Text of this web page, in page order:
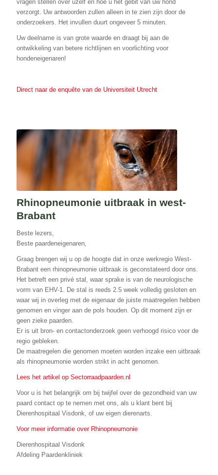
vragen stellen over uzelf en hoe u het gebit van uw hond
verzorgt. Uw antwoorden zullen alleen in te zien zijn door de
onderzoekers. Het invullen duurt ongeveer 5 minuten.
Uw deelname is van grote waarde en draagt bij aan de
ontwikkeling van betere richtlijnen en voorlichting voor
hondeneigenaren!
Direct naar de enquête van de Universiteit Utrecht
Rhinopneumonie uitbraak in west-
Brabant
Beste lezers,
Beste paardeneigenaren,
Graag brengen wij u op de hoogte dat in onze werkregio West-
Brabant een rhinopneumonie uitbraak is geconstateerd door ons.
Het betreft een privé stal, waar sprake is van de neurologische
vorm van EHV-1. De stal is reeds 2.5 week volledig gesloten en
waar wij in overleg met de eigenaar de juiste maatregelen hebben
genomen en vinger aan de pols houden. Op dit moment zijn er
geen zieke paarden.
Er is uit bron- en contactonderzoek geen verhoogd risico voor de
regio gebleken.
De maatregelen die genomen moeten worden inzake een uitbraak
als rhinopneumonie worden strikt in acht genomen.
Lees het artikel op Sectorraadpaarden.nl
Voor u is het belangrijk om bij twijfel over de gezondheid van uw
paard contact op te nemen met ons, als u klant bent bij
Dierenhospitaal Visdonk, of uw eigen dierenarts.
Voor meer informatie over Rhinopneumonie
Dierenhospitaal Visdonk
Afdeling Paardenkliniek